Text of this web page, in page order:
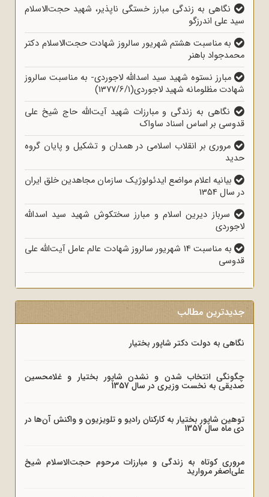
نگاهی به زندگی مبارز خستگی ناپذیر، شهید حجت‌الاسلام
سید علی اندرزگو
به مناسبت هشتم شهریور سالروز شهادت حجت‌الاسلام دکتر
محمدجواد باهنر
مبارز نستوه شهید سید اسدالله لاجوردی- به مناسبت سالروز
شهادت مظلومانه شهید لاجوردی(1377/6/1)
نگاهی به زندگی و مبارزات شهید آیت‌الله حاج شیخ علی
قدوسی بر اساس اسناد ساواک
مروری بر انقلاب اسلامی در همدان و تشکیل و پایان گروه
حدید
بیانیه اعلام مواضع ایدئولوژیک سازمان مجاهدین خلق ایران
در سال 1354
سرباز دیرین اسلام و مبارز سختکوش شهید سید اسدالله
لاجوردی
به مناسبت 14 شهریور سالروز شهادت عالم عامل آیت‌الله علی
قدوسی
جدیدترین مطالب
نگاهی به دولت دکتر شاپور بختیار
چگونگی انتخاب شدن و نشدن شاپور بختیار و غلامحسین
صدیقی به نخست وزیری در سال 1357
توهین شاپور بختیار به کارکنان رادیو و تلویزیون و واکنش آن‌ها در
دی ماه سال 1357
مروری کوتاه به زندگی و مبارزات مرحوم حجت‌الاسلام شیخ
علی‌اصغر مروارید